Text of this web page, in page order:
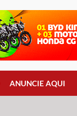
ANUNCIE AQUI